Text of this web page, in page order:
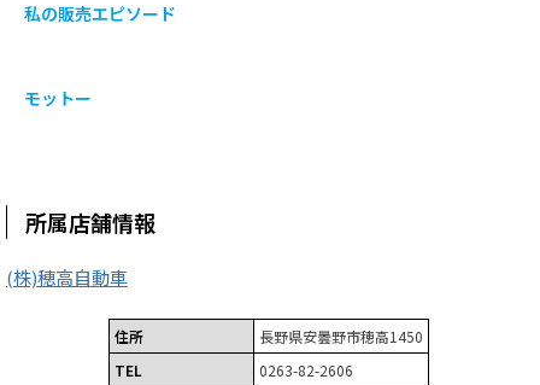
私の販売エピソード
モットー
所属店舗情報
(株)穂高自動車
住所
長野県安曇野市穂高1450
TEL
0263-82-2606